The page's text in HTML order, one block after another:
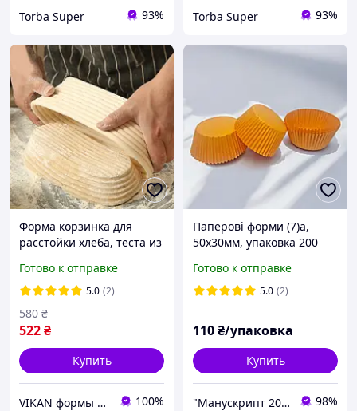
Torba Super 93% Torba Super 93%
Форма корзинка для
расстойки хлеба, теста из
овальная, с чехлом из
льна
Готово к отправке
5.0 (2)
522₴
580 ₴
Купить
VIKAN формы для расстойки, плетеные изделия из лозы 100%
Паперові форми (7)a,
50x30мм, упаковка 200
Готово к отправке
5.0 (2)
110₴/упаковка
Купить
"Манускрипт 2012" 98%